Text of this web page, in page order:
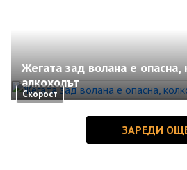
Скорост
Жегата зад волана е опасна,
алкохолът